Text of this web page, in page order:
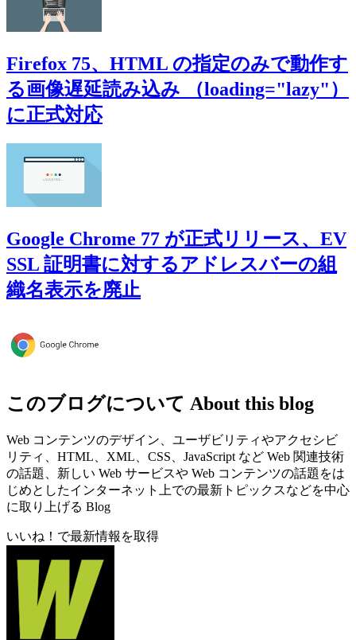
Firefox 75、HTML の指定のみで動作す
る画像遅延読み込み （loading="lazy"）
に正式対応
Google Chrome 77 が正式リリース、EV
SSL 証明書に対するアドレスバーの組
織名表示を廃止
このブログについて About this blog
Web コンテンツのデザイン、ユーザビリティやアクセシビ
リティ、HTML、XML、CSS、JavaScript など Web 関連技術
の話題、新しい Web サービスや Web コンテンツの話題をは
じめとしたインターネット上での最新トピックスなどを中心
に取り上げる Blog
いいね！で最新情報を取得